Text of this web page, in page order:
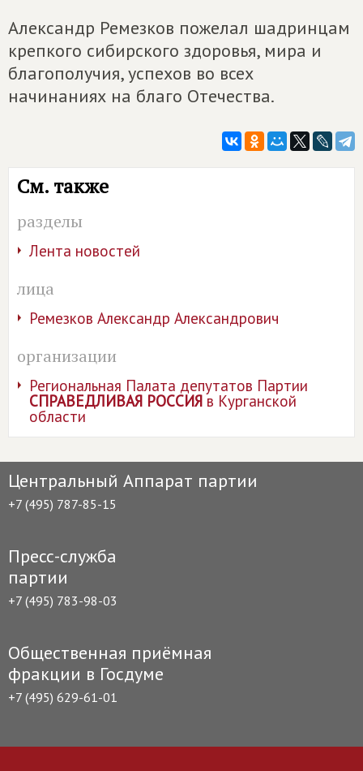
Александр Ремезков пожелал шадринцам
крепкого сибирского здоровья, мира и
благополучия, успехов во всех
начинаниях на благо Отечества.
См. также
разделы
Лента новостей
лица
Ремезков Александр Александрович
организации
Региональная Палата депутатов Партии
СПРАВЕДЛИВАЯ РОССИЯв Курганской
области
Центральный Аппарат партии
+7 (495) 787-85-15
Пресс-служба
партии
+7 (495) 783-98-03
Общественная приёмная
фракции в Госдуме
+7 (495) 629-61-01